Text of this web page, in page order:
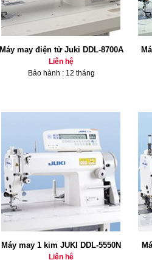
Máy may điện tử Juki DDL-8700A
Liên hệ
Bảo hành : 12 tháng
Máy may 1 kim JUKI DDL-5550N
Liên hệ